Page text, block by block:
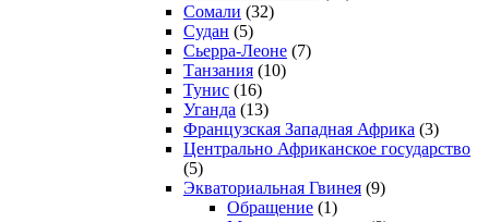
Сомали (32)
Судан (5)
Сьерра-Леоне (7)
Танзания (10)
Тунис (16)
Уганда (13)
Французская Западная Африка (3)
Центрально Африканское государство
(5)
Экваториальная Гвинея (9)
Обращение (1)